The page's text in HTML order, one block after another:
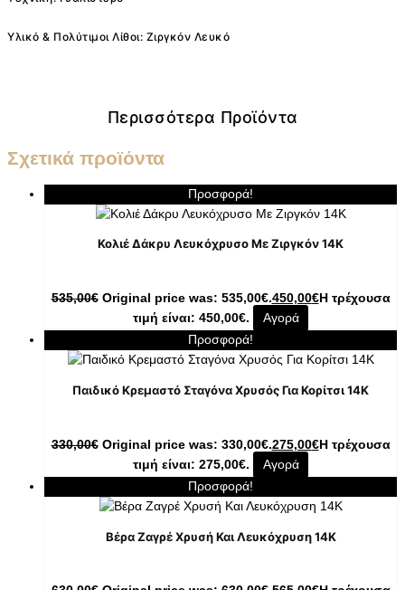
Υλικό & Πολύτιμοι Λίθοι: Ζιργκόν Λευκό
Περισσότερα Προϊόντα
Σχετικά προϊόντα
Προσφορά!
Κολιέ Δάκρυ Λευκόχρυσο Με Ζιργκόν 14K
535,00€ Original price was: 535,00€.450,00€Η τρέχουσα
τιμή είναι: 450,00€.
Αγορά
Προσφορά!
Παιδικό Κρεμαστό Σταγόνα Χρυσός Για Κορίτσι 14K
330,00€ Original price was: 330,00€.275,00€Η τρέχουσα
τιμή είναι: 275,00€.
Αγορά
Προσφορά!
Βέρα Ζαγρέ Χρυσή Και Λευκόχρυση 14Κ